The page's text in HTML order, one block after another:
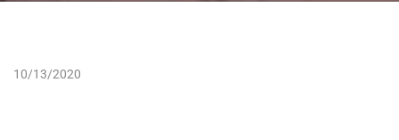
10/13/2020